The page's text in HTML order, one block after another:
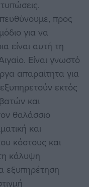
προς
για να
είναι αυτή τη
Είναι γνωστό
απαραίτητα για
εκτός
και
θαλάσσιο
και
κόστους και
κάλυψη
εξυπηρέτηση